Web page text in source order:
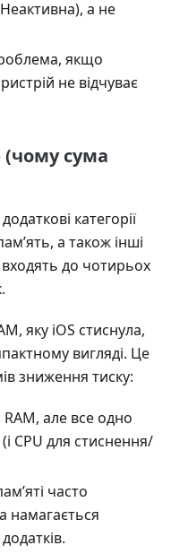
а не
якщо
не відчуває
(чому сума
категорії
а також інші
входять до чотирьох
яку iOS стиснула,
вигляді. Це
зниження тиску:
але все одно
CPU для стиснення/
часто
намагається